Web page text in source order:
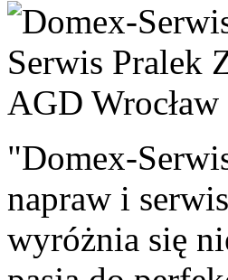
"Domex-
napraw i
wyróżnia się